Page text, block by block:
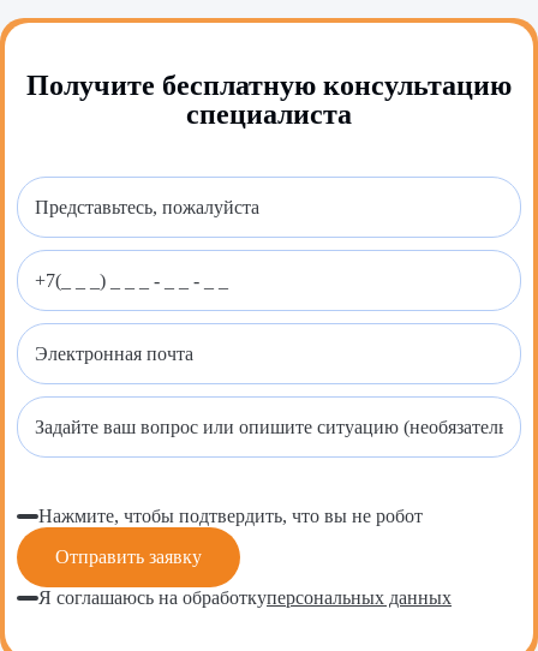
Получите бесплатную консультацию
специалиста
Нажмите, чтобы подтвердить, что вы не робот
Я соглашаюсь на обработкуперсональных данных